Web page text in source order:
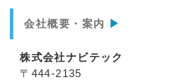
会社概要・案内 ▶
株式会社ナビテック
〒444-2135